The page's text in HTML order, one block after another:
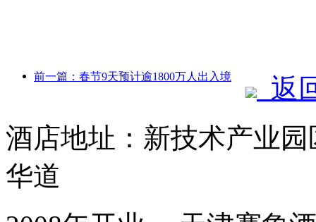
前一篇：春节9天预计逾1800万人出入境
返
酒店地址：新技术产业
华道